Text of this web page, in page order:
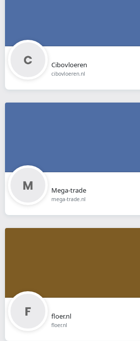
Cibovloeren
cibovloeren.nl
Mega-trade
mega-trade.nl
floer.nl
floer.nl